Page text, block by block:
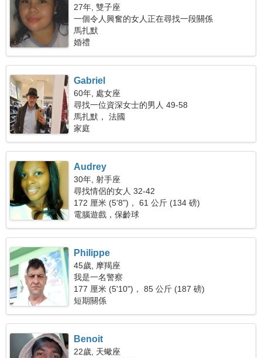
27年, 雙子座
一個令人興奮的女人正在尋找一段關係
馬扎默
婚禮
Gabriel
60年, 處女座
尋找一位資深女士的男人 49-58
馬扎默， 法國
家庭
Audrey
30年, 射手座
尋找情侶的女人 32-42
172 厘米 (5'8")， 61 公斤 (134 磅)
電腦遊戲，保齡球
Philippe
45歲, 摩羯座
我是一名警察
177 厘米 (5'10")， 85 公斤 (187 磅)
短期關係
Benoit
22歲, 天蠍座